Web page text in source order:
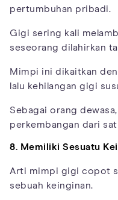
pertumbuhan pribadi.
Gigi sering kali
seseorang dilahirkan
Mimpi ini dikaitkan
lalu kehilangan gigi
Sebagai orang
perkembangan dari
8. Memiliki Sesuatu
Arti mimpi gigi copot
sebuah keinginan.